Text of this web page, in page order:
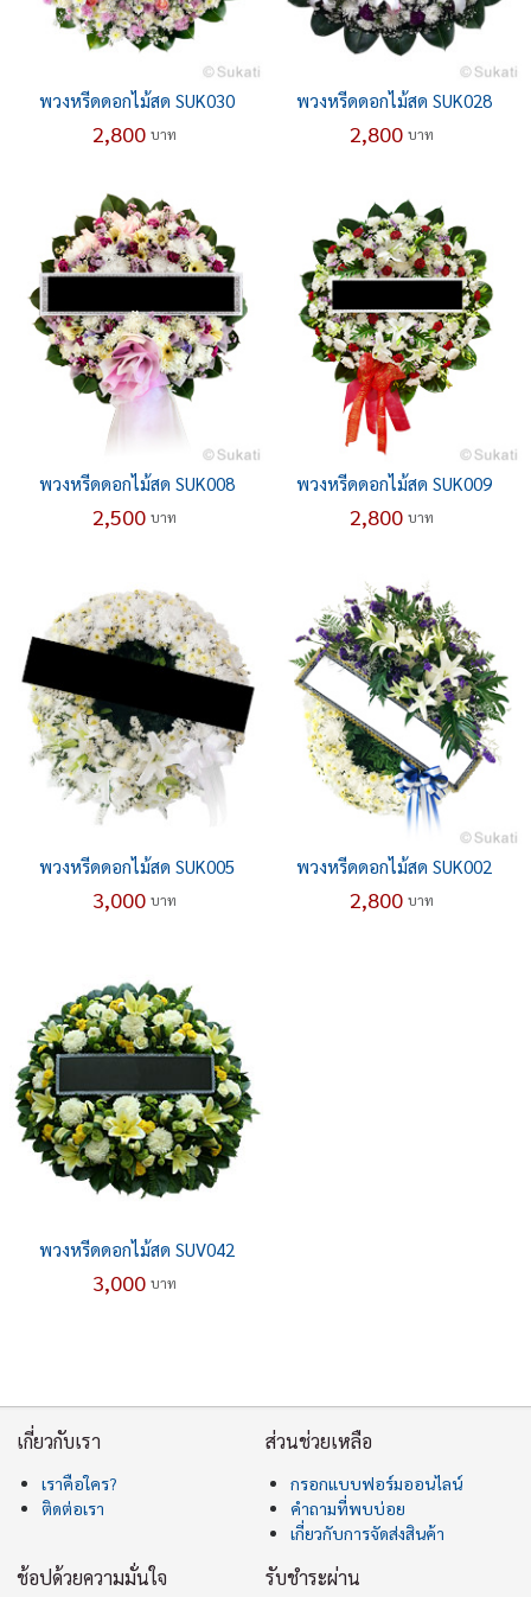
พวงหรีดดอกไม้สด SUK030
2,800 บาท
พวงหรีดดอกไม้สด SUK028
2,800 บาท
พวงหรีดดอกไม้สด SUK008
2,500 บาท
พวงหรีดดอกไม้สด SUK009
2,800 บาท
พวงหรีดดอกไม้สด SUK005
3,000 บาท
พวงหรีดดอกไม้สด SUK002
2,800 บาท
พวงหรีดดอกไม้สด SUV042
3,000 บาท
เกี่ยวกับเรา
เราคือใคร?
ติดต่อเรา
ส่วนช่วยเหลือ
กรอกแบบฟอร์มออนไลน์
คำถามที่พบบ่อย
เกี่ยวกับการจัดส่งสินค้า
ช้อปด้วยความมั่นใจ รับชำระผ่าน